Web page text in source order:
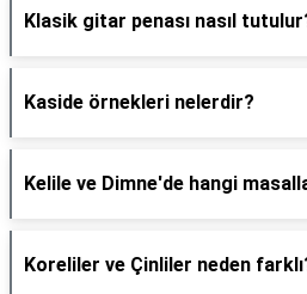
Klasik gitar penası nasıl
Kaside örnekleri nelerdir?
Kelile ve Dimne'de hangi
Koreliler ve Çinliler neden